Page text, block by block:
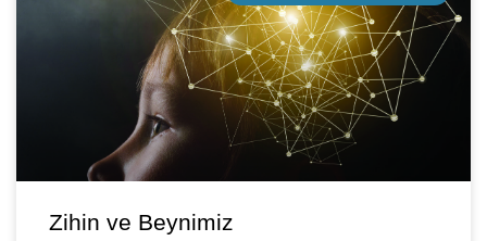
Zihin ve Beynimiz